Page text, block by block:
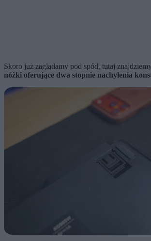
Skoro już zaglądamy pod spód, tutaj
nóżki oferujące dwa stopnie nachylenia